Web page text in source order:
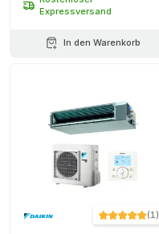
Expressversand
In den Warenkorb
(1)